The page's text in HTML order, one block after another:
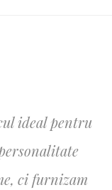
ideal pentru
ci furnizam